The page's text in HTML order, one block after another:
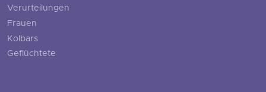
Verurteilungen
Frauen
Kolbars
Geflüchtete